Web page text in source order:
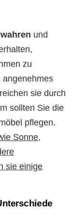
und
zu
angenehmes
sie durch
sollten Sie die
pflegen.
Sonne,
sie einige